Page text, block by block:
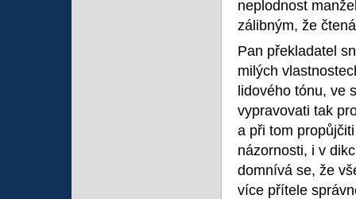
neplodnost
zálibným, že
Pan překladatel
milých
lidového tónu, ve
vypravovati tak
a při tom
názornosti, i v
domnívá se, že
více přítele